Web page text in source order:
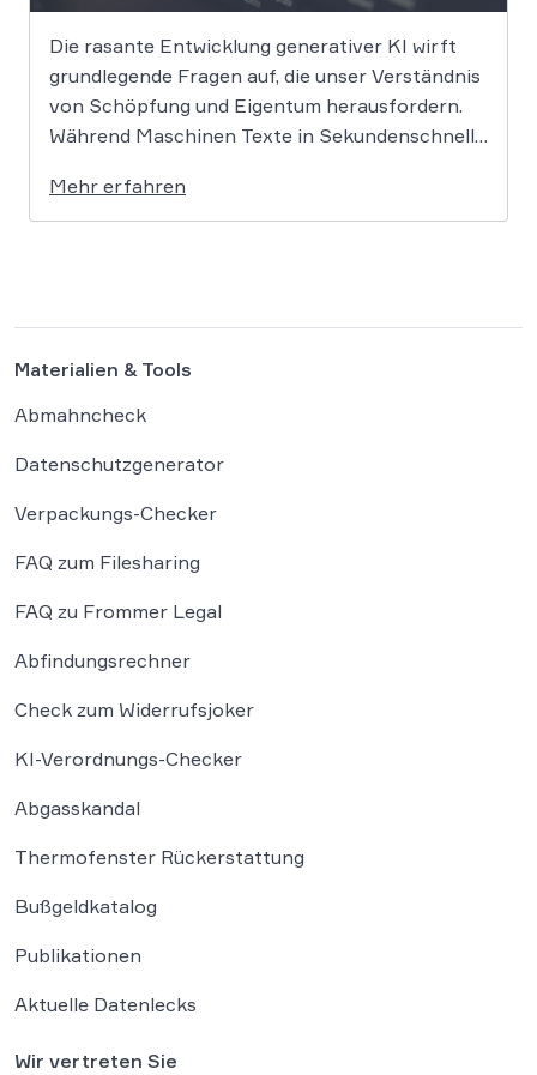
Die rasante Entwicklung generativer KI wirft
grundlegende Fragen auf, die unser Verständnis
von Schöpfung und Eigentum herausfordern.
Während Maschinen Texte in Sekundenschnelle
die Antwort, ob und wie diese Werke geschützt
sind: Ein Problem, das längst nicht nur Juristen,
Mehr erfahren
Materialien & Tools
Abmahncheck
Datenschutzgenerator
Verpackungs-Checker
FAQ zum Filesharing
FAQ zu Frommer Legal
Abfindungsrechner
Check zum Widerrufsjoker
KI-Verordnungs-Checker
Abgasskandal
Thermofenster Rückerstattung
Bußgeldkatalog
Publikationen
Aktuelle Datenlecks
Wir vertreten Sie